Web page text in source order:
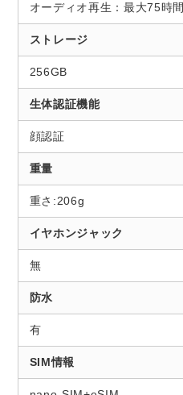
オーディオ再生：最大75時間
ストレージ
256GB
生体認証機能
顔認証
重量
重さ:206g
イヤホンジャック
無
防水
有
SIM情報